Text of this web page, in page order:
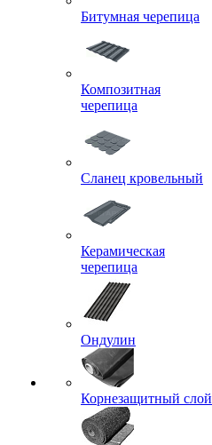
Битумная черепица
Композитная
черепица
Сланец кровельный
Керамическая
черепица
Ондулин
Корнезащитный слой